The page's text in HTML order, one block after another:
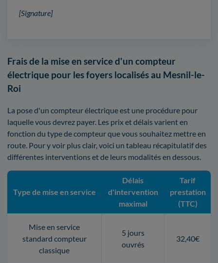
[Signature]
Frais de la mise en service d'un compteur
électrique pour les foyers localisés au Mesnil-le-
Roi
La pose d'un compteur électrique est une procédure pour
laquelle vous devrez payer. Les prix et délais varient en
fonction du type de compteur que vous souhaitez mettre en
route. Pour y voir plus clair, voici un tableau récapitulatif des
différentes interventions et de leurs modalités en dessous.
Type de mise en service
Délais
d'intervention
maximal
Tarif
prestation
(TTC)
Mise en service
standard compteur
classique
5 jours
ouvrés
32,40€